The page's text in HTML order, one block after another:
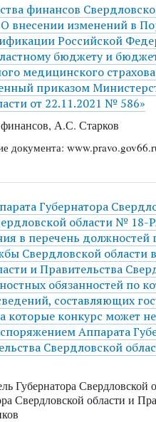
финансов
внесении изменений в
Российской
бюджету и
медицинского
приказом
от 22.11.2021 № 586»
А.С. Старков
документа:
Губернатора
области № 18-
в перечень должностей
Свердловской области
и Правительства
обязанностей по
составляющих
которые конкурс может
Аппарата
Свердловской
Губернатора Свердловской
Свердловской области и